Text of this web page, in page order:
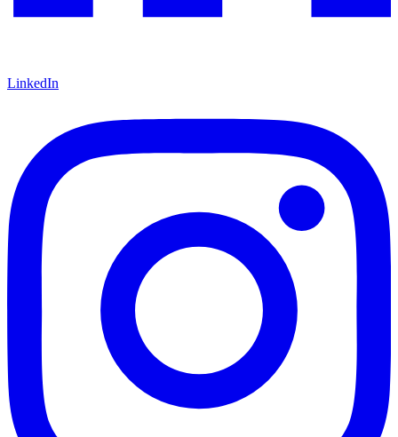
LinkedIn